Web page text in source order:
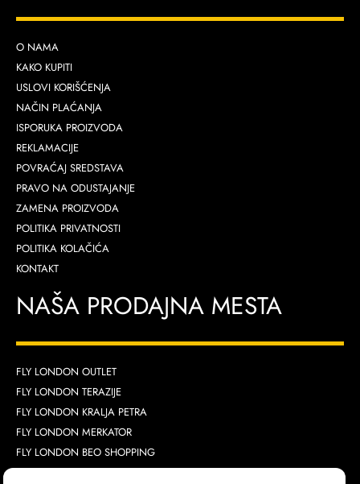
O NAMA
KAKO KUPITI
USLOVI KORIŠĆENJA
NAČIN PLAĆANJA
ISPORUKA PROIZVODA
REKLAMACIJE
POVRAĆAJ SREDSTAVA
PRAVO NA ODUSTAJANJE
ZAMENA PROIZVODA
POLITIKA PRIVATNOSTI
POLITIKA KOLAČIĆA
KONTAKT
NAŠA PRODAJNA MESTA
FLY LONDON OUTLET
FLY LONDON TERAZIJE
FLY LONDON KRALJA PETRA
FLY LONDON MERKATOR
FLY LONDON BEO SHOPPING
FLY LONDON NOVI SAD